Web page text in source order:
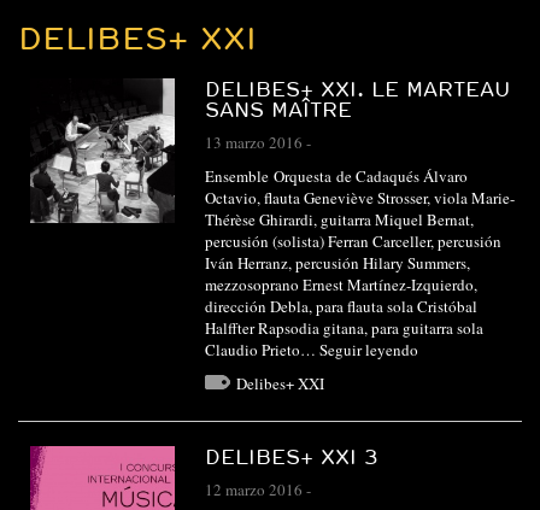
MIGUEL
DELIBES
ARCHIVO
DELIBES+ XXI
DELIBES+ XXI. LE MARTEAU
SANS MAÎTRE
13 marzo 2016 -
Ensemble Orquesta de Cadaqués Álvaro
Octavio, flauta Geneviève Strosser, viola Marie-
Thérèse Ghirardi, guitarra Miquel Bernat,
percusión (solista) Ferran Carceller, percusión
Iván Herranz, percusión Hilary Summers,
mezzosoprano Ernest Martínez-Izquierdo,
dirección Debla, para flauta sola Cristóbal
Halffter Rapsodia gitana, para guitarra sola
Claudio Prieto… Seguir leyendo
Delibes+ XXI
DELIBES+ XXI 3
12 marzo 2016 -